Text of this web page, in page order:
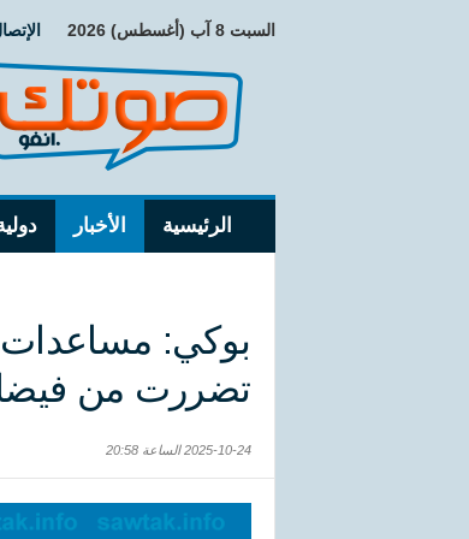
السبت 8 آب (أغسطس) 2026
الرئيسية الأخبار
تضررت من
2025-10-24 الساعة 20:58